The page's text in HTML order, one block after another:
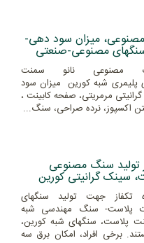
میزان سود دهی-
سنگهای مصنوعی-صنعتی
مصنوعی نانو سمنت
پلیمری شبه کورین میزان سود
مرمریتی، صفحه کابینت ،
اکسپوز، نرده صراحی، سنگ...
تولید سنگ مصنوعی
سینک گرانیتی کورین
تکفاز جهت تولید سنگهای
پلاست- سنگ مهندسی شبه
پلاست، سنگهای شبه کورین،
برخی افراد، امکان برق سه